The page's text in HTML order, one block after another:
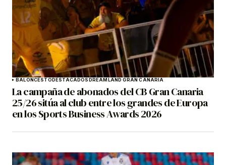
BALONCESTODESTACADOSDREAMLAND GRAN CANARIA
La campaña de abonados del CB Gran Canaria
25/26 sitúa al club entre los grandes de Europa
en los Sports Business Awards 2026